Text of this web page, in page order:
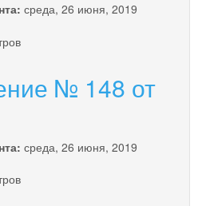
среда, 26 июня, 2019
№ 148 от
среда, 26 июня, 2019